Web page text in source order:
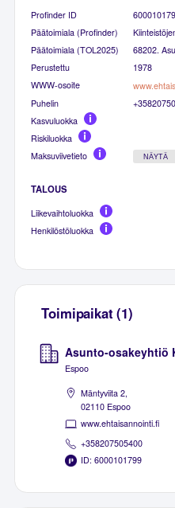
Profinder ID
Päätoimiala (Profinder)
Päätoimiala (TOL2025)
68202.
Perustettu
1978
WWW-osoite
Puhelin
Kasvuluokka
Riskiluokka
Maksuviivetieto
NÄYTÄ
TALOUS
Liikevaihtoluokka
Henkilöstöluokka
Toimipaikat (1)
Asunto-osakeyhtiö
Espoo
Mäntyviita 2,
02110 Espoo
www.ehtaisannointi.fi
+358207505400
ID: 6000101799